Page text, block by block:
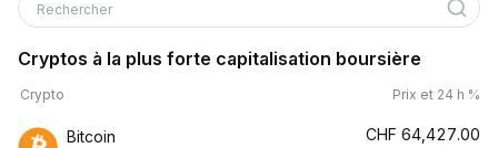
Rechercher
Cryptos à la plus forte capitalisation boursière
Crypto Prix et 24 h %
Bitcoin CHF 64,427.00